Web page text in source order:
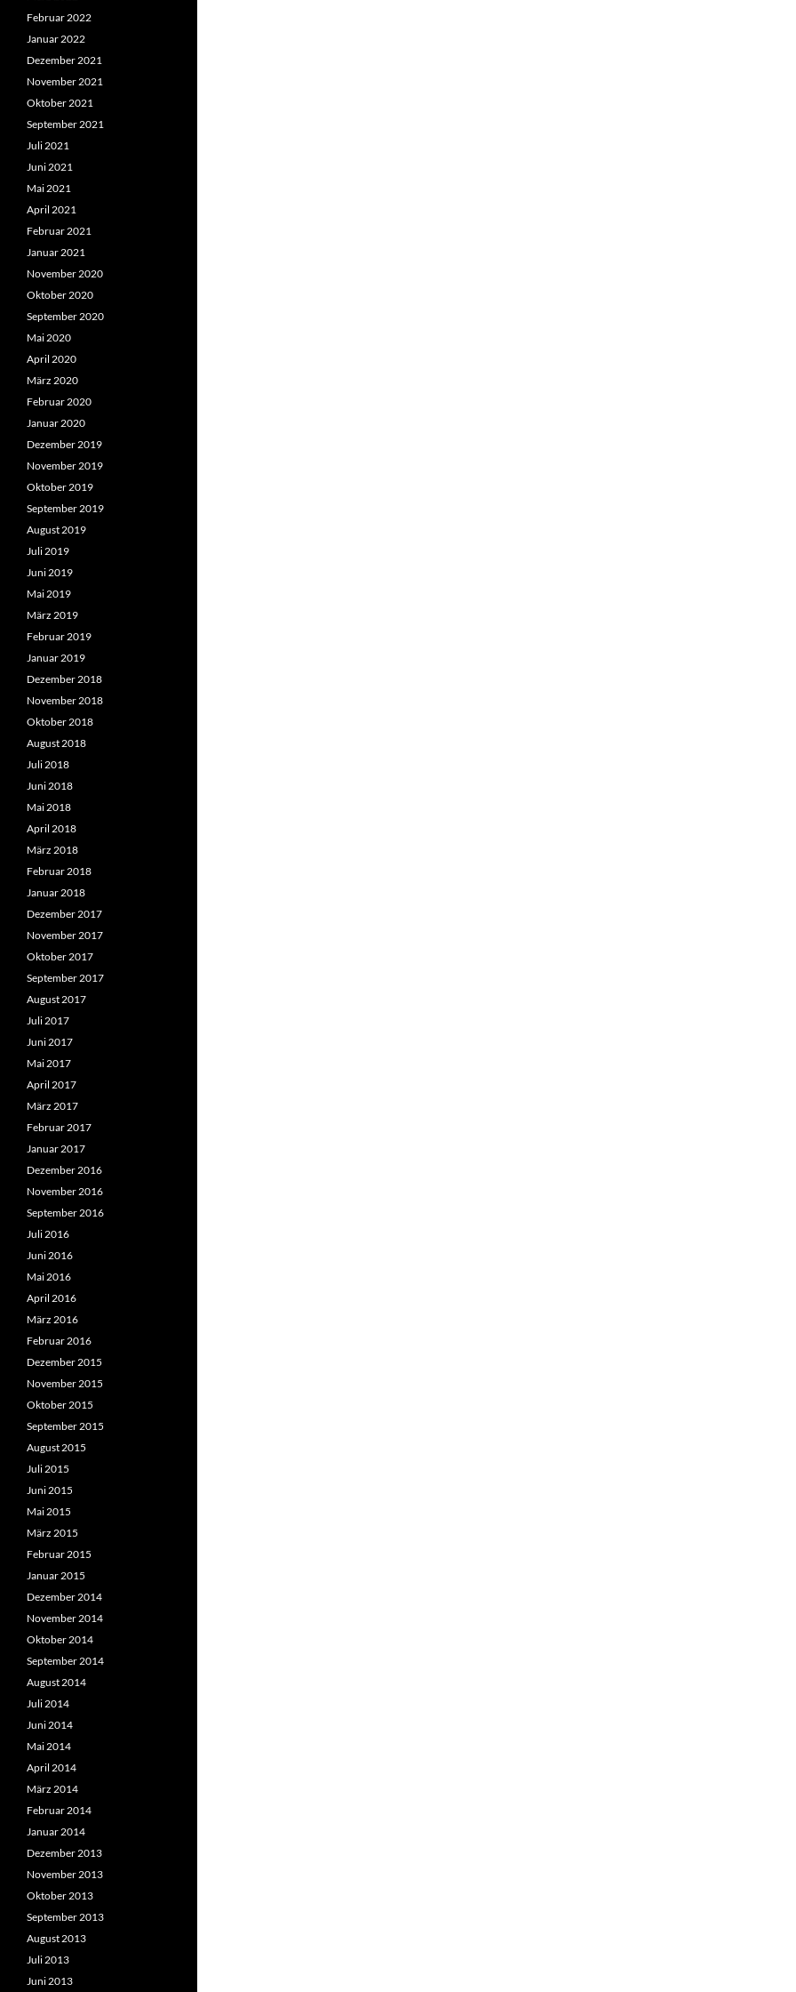
Februar 2022
Januar 2022
Dezember 2021
November 2021
Oktober 2021
September 2021
Juli 2021
Juni 2021
Mai 2021
April 2021
Februar 2021
Januar 2021
November 2020
Oktober 2020
September 2020
Mai 2020
April 2020
März 2020
Februar 2020
Januar 2020
Dezember 2019
November 2019
Oktober 2019
September 2019
August 2019
Juli 2019
Juni 2019
Mai 2019
März 2019
Februar 2019
Januar 2019
Dezember 2018
November 2018
Oktober 2018
August 2018
Juli 2018
Juni 2018
Mai 2018
April 2018
März 2018
Februar 2018
Januar 2018
Dezember 2017
November 2017
Oktober 2017
September 2017
August 2017
Juli 2017
Juni 2017
Mai 2017
April 2017
März 2017
Februar 2017
Januar 2017
Dezember 2016
November 2016
September 2016
Juli 2016
Juni 2016
Mai 2016
April 2016
März 2016
Februar 2016
Dezember 2015
November 2015
Oktober 2015
September 2015
August 2015
Juli 2015
Juni 2015
Mai 2015
März 2015
Februar 2015
Januar 2015
Dezember 2014
November 2014
Oktober 2014
September 2014
August 2014
Juli 2014
Juni 2014
Mai 2014
April 2014
März 2014
Februar 2014
Januar 2014
Dezember 2013
November 2013
Oktober 2013
September 2013
August 2013
Juli 2013
Juni 2013